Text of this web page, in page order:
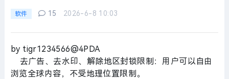
软件 15 2026-6-8 10:03
by tigr1234566@4PDA
去广告、去水印、解除地区封锁限制：用户可以自由
浏览全球内容，不受地理位置限制。